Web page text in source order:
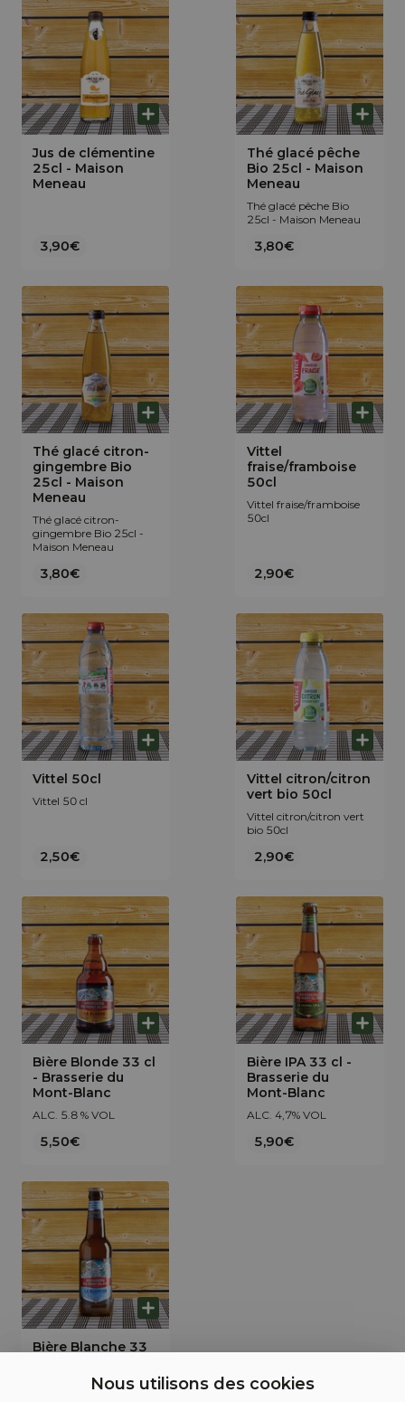
Jus de clémentine
25cl - Maison
Meneau
3,90€
Thé glacé pêche
Bio 25cl - Maison
Meneau
Thé glacé pêche Bio
25cl - Maison Meneau
3,80€
Thé glacé citron-
gingembre Bio
25cl - Maison
Meneau
Thé glacé citron-
gingembre Bio 25cl -
Maison Meneau
3,80€
Vittel
fraise/framboise
50cl
Vittel fraise/framboise
50cl
2,90€
Vittel 50cl
Vittel 50 cl
2,50€
Vittel citron/citron
vert bio 50cl
Vittel citron/citron vert
bio 50cl
2,90€
Bière Blonde 33 cl
- Brasserie du
Mont-Blanc
ALC. 5.8 % VOL
5,50€
Bière IPA 33 cl -
Brasserie du
Mont-Blanc
ALC. 4,7% VOL
5,90€
Bière Blanche 33
Mont-BlancNous utilisons des cookies